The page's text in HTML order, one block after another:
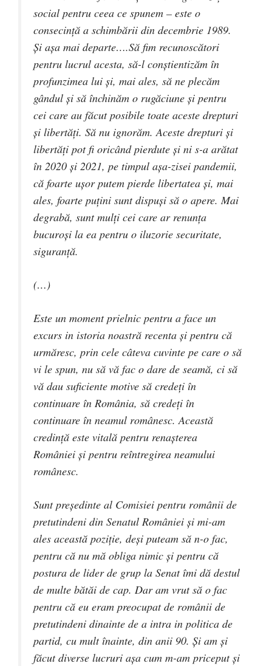
social pentru ceea ce spunem – este o
consecință a schimbării din decembrie 1989.
Și așa mai departe….Să fim recunoscători
pentru lucrul acesta, să-l conștientizăm în
profunzimea lui și, mai ales, să ne plecăm
gândul și să închinăm o rugăciune și pentru
cei care au făcut posibile toate aceste drepturi
și libertăți. Să nu ignorăm. Aceste drepturi și
libertăți pot fi oricând pierdute și ni s-a arătat
în 2020 și 2021, pe timpul așa-zisei pandemii,
că foarte ușor putem pierde libertatea și, mai
ales, foarte puțini sunt dispuși să o apere. Mai
degrabă, sunt mulți cei care ar renunța
bucuroși la ea pentru o iluzorie securitate,
siguranță.
(…)
Este un moment prielnic pentru a face un
excurs in istoria noastră recenta și pentru că
urmăresc, prin cele câteva cuvinte pe care o să
vi le spun, nu să vă fac o dare de seamă, ci să
vă dau suficiente motive să credeți în
continuare în România, să credeți în
continuare în neamul românesc. Această
credință este vitală pentru renașterea
României și pentru reîntregirea neamului
românesc.
Sunt președinte al Comisiei pentru românii de
pretutindeni din Senatul României și mi-am
ales această poziție, deși puteam să n-o fac,
pentru că nu mă obliga nimic și pentru că
postura de lider de grup la Senat îmi dă destul
de multe bătăi de cap. Dar am vrut să o fac
pentru că eu eram preocupat de românii de
pretutindeni dinainte de a intra in politica de
partid, cu mult înainte, din anii 90. Și am și
făcut diverse lucruri așa cum m-am priceput și